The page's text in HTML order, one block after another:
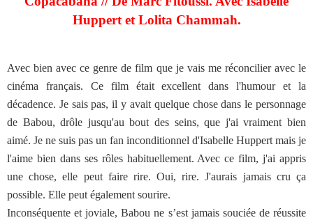
Huppert et Lolita Chammah.
Avec bien avec ce genre de film que je vais me réconcilier avec le
cinéma français. Ce film était excellent dans l'humour et la
décadence. Je sais pas, il y avait quelque chose dans le personnage
de Babou, drôle jusqu'au bout des seins, que j'ai vraiment bien
aimé. Je ne suis pas un fan inconditionnel d'Isabelle Huppert mais je
l'aime bien dans ses rôles habituellement. Avec ce film, j'ai appris
une chose, elle peut faire rire. Oui, rire. J'aurais jamais cru ça
possible. Elle peut également sourire.
Inconséquente et joviale, Babou ne s’est jamais souciée de réussite